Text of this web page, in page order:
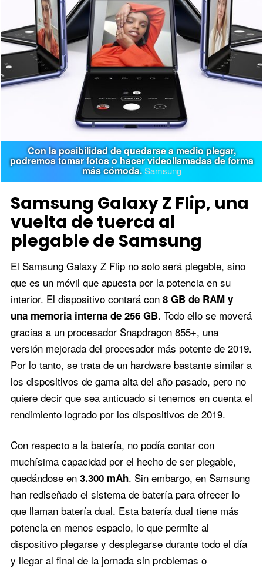
Con la posibilidad de quedarse a medio plegar,
podremos tomar fotos o hacer videollamadas de forma
más cómoda.Samsung
Samsung Galaxy Z Flip, una
vuelta de tuerca al
plegable de Samsung
El Samsung Galaxy Z Flip no solo será plegable, sino
que es un móvil que apuesta por la potencia en su
interior. El dispositivo contará con 8 GB de RAM y
una memoria interna de 256 GB. Todo ello se moverá
gracias a un procesador Snapdragon 855+, una
versión mejorada del procesador más potente de 2019.
Por lo tanto, se trata de un hardware bastante similar a
los dispositivos de gama alta del año pasado, pero no
quiere decir que sea anticuado si tenemos en cuenta el
rendimiento logrado por los dispositivos de 2019.
Con respecto a la batería, no podía contar con
muchísima capacidad por el hecho de ser plegable,
quedándose en 3.300 mAh. Sin embargo, en Samsung
han rediseñado el sistema de batería para ofrecer lo
que llaman batería dual. Esta batería dual tiene más
potencia en menos espacio, lo que permite al
dispositivo plegarse y desplegarse durante todo el día
y llegar al final de la jornada sin problemas o